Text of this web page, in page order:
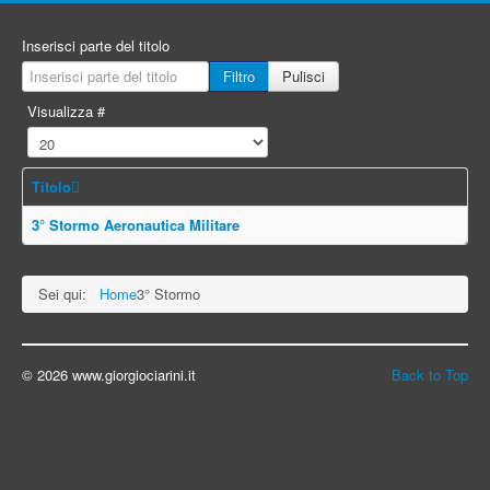
Inserisci parte del titolo
Filtro
Pulisci
Visualizza #
Titolo
3° Stormo Aeronautica Militare
Sei qui: Home3° Stormo
Back to Top
© 2026 www.giorgiociarini.it